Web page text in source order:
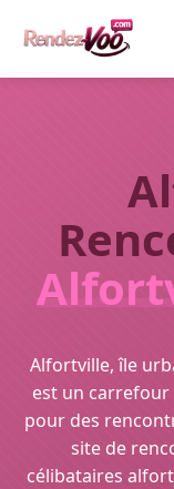
Alfortville, île
est un
pour des
site de
célibataires